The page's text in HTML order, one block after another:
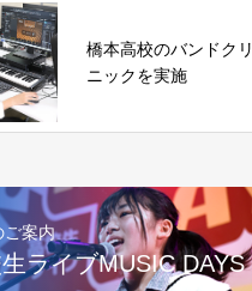
橋本高校のバンドクリ
ニックを実施
ご案内
ライブMUSIC DAYS